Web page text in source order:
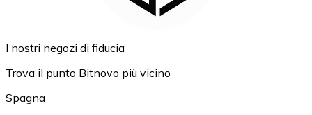
I nostri negozi di fiducia
Trova il punto Bitnovo più vicino
Spagna